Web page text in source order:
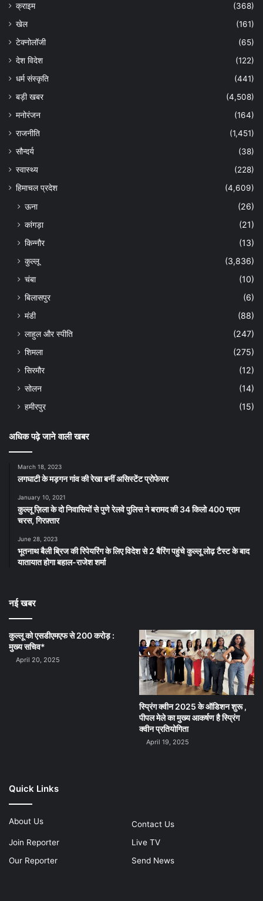
क्राइम
(368)
खेल
(161)
टेक्नोलॉजी
(65)
देश विदेश
(122)
धर्म संस्कृति
(441)
बड़ी खबर
(4,508)
मनोरंजन
(164)
राजनीति
(1,451)
सौन्दर्य
(38)
स्वास्थ्य
(228)
हिमाचल प्रदेश
(4,609)
ऊना
(26)
कांगड़ा
(21)
किन्नौर
(13)
कुल्लू
(3,836)
चंबा
(10)
बिलासपुर
(6)
मंडी
(88)
लाहुल और स्पीति
(247)
शिमला
(275)
सिरमौर
(12)
सोलन
(14)
हमीरपुर
(15)
अधिक पढ़े जाने वाली खबर
March 18, 2023
लगघाटी के मड़गन गांव की रेखा बनीं असिस्टेंट प्रोफेसर
January 10, 2021
कुल्लू ज़िला के दो निवासियों से पुणे रेलवे पुलिस ने बरामद की 34 किलो 400 ग्राम
चरस, गिरफ़्तार
June 28, 2023
भूतनाथ बैली ब्रिज की रिपेयरिंग के लिए विदेश से 2 बैरिंग पहुंचे कुल्लू लोढ़ टैस्ट के बाद
यातायात होगा बहाल-राजेश शर्मा
नई खबर
कुल्लू को एसडीएमएफ से 200 करोड़ :
मुख्य सचिव*
April 20, 2025
स्प्रिंग क्वीन 2025 के ऑडिशन शुरू ,
पीपल मेले का मुख्य आकर्षण है स्प्रिंग
क्वीन प्रतियोगिता
April 19, 2025
Quick Links
About Us
Contact Us
Join Reporter
Live TV
Our Reporter
Send News